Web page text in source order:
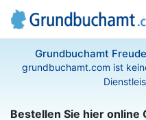
Grundbuchamt
grundbuchamt.com ist
Bestellen Sie hier online